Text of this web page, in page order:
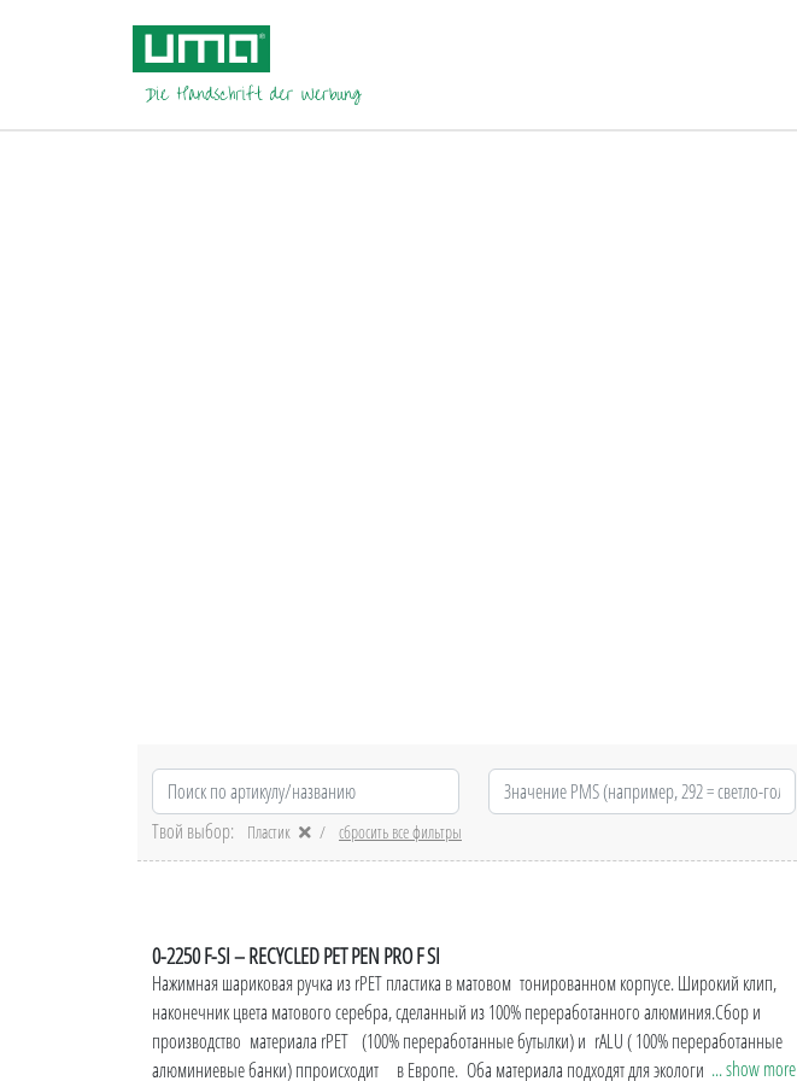
Твой выбор:
Пластик сбросить все фильтры
0-2250 F-SI – RECYCLED PET PEN PRO F SI
Нажимная шариковая ручка из rPET пластика в матовом тонированном корпусе. Широкий клип,
наконечник цвета матового серебра, сделанный из 100% переработанного алюминия.Сбор и
производство материала rPET (100% переработанные бутылки) и rALU ( 100% переработанные
алюминиевые банки) ппроисходит в Европе. Оба материала подходят для экологичной... show more